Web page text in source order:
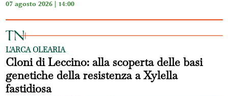
07 agosto 2026 | 14:00
L'ARCA OLEARIA
Cloni di Leccino: alla scoperta delle basi
genetiche della resistenza a Xylella
fastidiosa